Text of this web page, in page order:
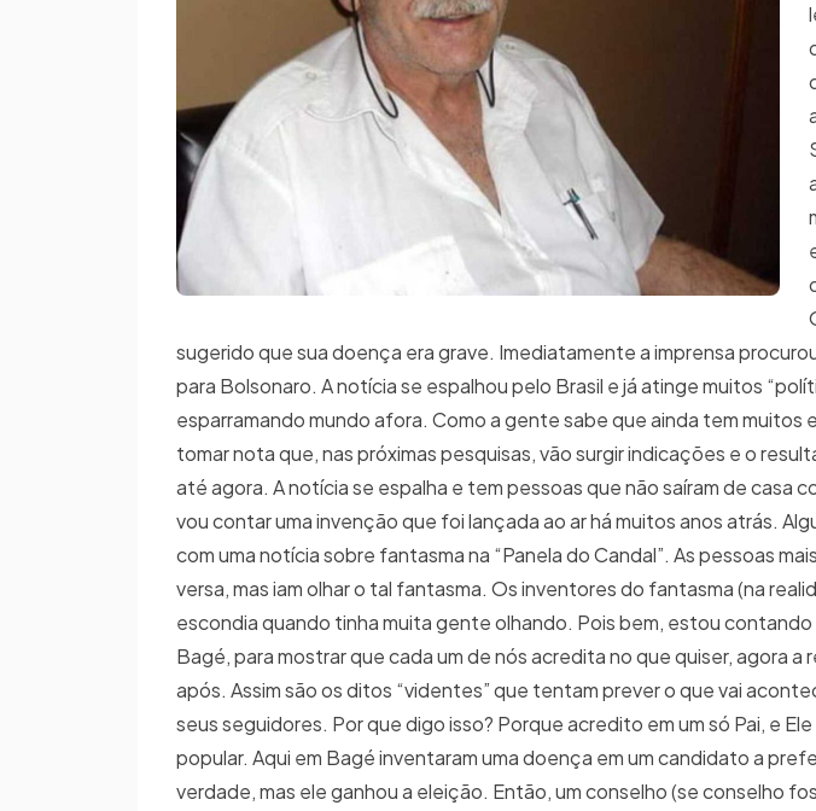
sugerido que sua doença era grave. Imediatamente a imprensa
para Bolsonaro. A notícia se espalhou pelo Brasil e já atinge muitos
esparramando mundo afora. Como a gente sabe que ainda tem muitos
tomar nota que, nas próximas pesquisas, vão surgir indicações e o
até agora. A notícia se espalha e tem pessoas que não saíram de casa
vou contar uma invenção que foi lançada ao ar há muitos anos atrás.
com uma notícia sobre fantasma na “Panela do Candal”. As pessoas
versa, mas iam olhar o tal fantasma. Os inventores do fantasma (na
escondia quando tinha muita gente olhando. Pois bem, estou contando
Bagé, para mostrar que cada um de nós acredita no que quiser, agora
após. Assim são os ditos “videntes” que tentam prever o que vai
seus seguidores. Por que digo isso? Porque acredito em um só Pai, e
popular. Aqui em Bagé inventaram uma doença em um candidato a
verdade, mas ele ganhou a eleição. Então, um conselho (se conselho